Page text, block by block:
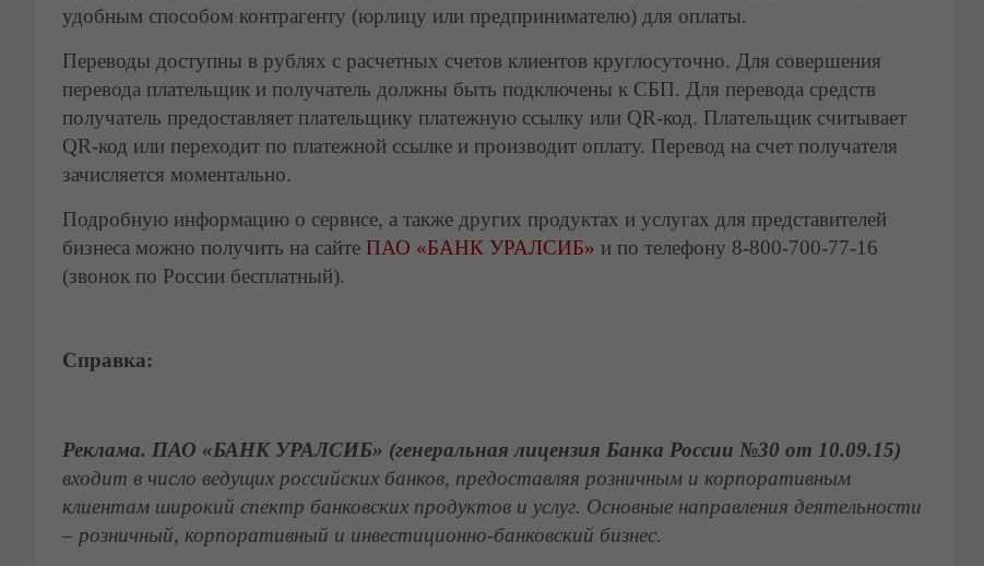
удобным способом контрагенту (юрлицу или предпринимателю) для оплаты.
Переводы доступны в рублях с расчетных счетов клиентов круглосуточно. Для совершения
перевода плательщик и получатель должны быть подключены к СБП. Для перевода средств
получатель предоставляет плательщику платежную ссылку или QR-код. Плательщик считывает
QR-код или переходит по платежной ссылке и производит оплату. Перевод на счет получателя
зачисляется моментально.
Подробную информацию о сервисе, а также других продуктах и услугах для представителей
бизнеса можно получить на сайте ПАО «БАНК УРАЛСИБ» и по телефону 8-800-700-77-16
(звонок по России бесплатный).
Справка:
Реклама. ПАО «БАНК УРАЛСИБ» (генеральная лицензия Банка России №30 от 10.09.15)
входит в число ведущих российских банков, предоставляя розничным и корпоративным
клиентам широкий спектр банковских продуктов и услуг. Основные направления деятельности
– розничный, корпоративный и инвестиционно-банковский бизнес.